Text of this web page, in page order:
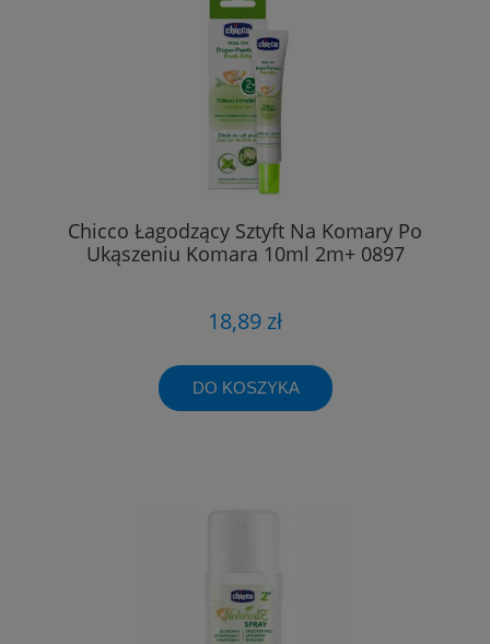
Chicco Łagodzący Sztyft Na Komary Po
Ukąszeniu Komara 10ml 2m+ 0897
18,89 zł
DO KOSZYKA